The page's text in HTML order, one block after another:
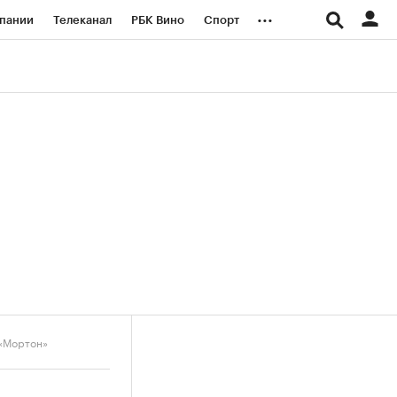
Телеканал РБК Вино Спорт ...